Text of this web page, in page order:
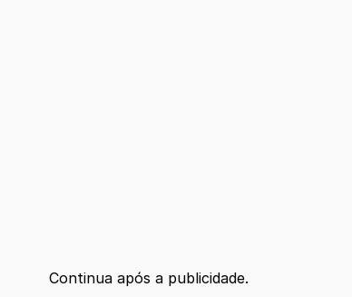
Continua após a publicidade.